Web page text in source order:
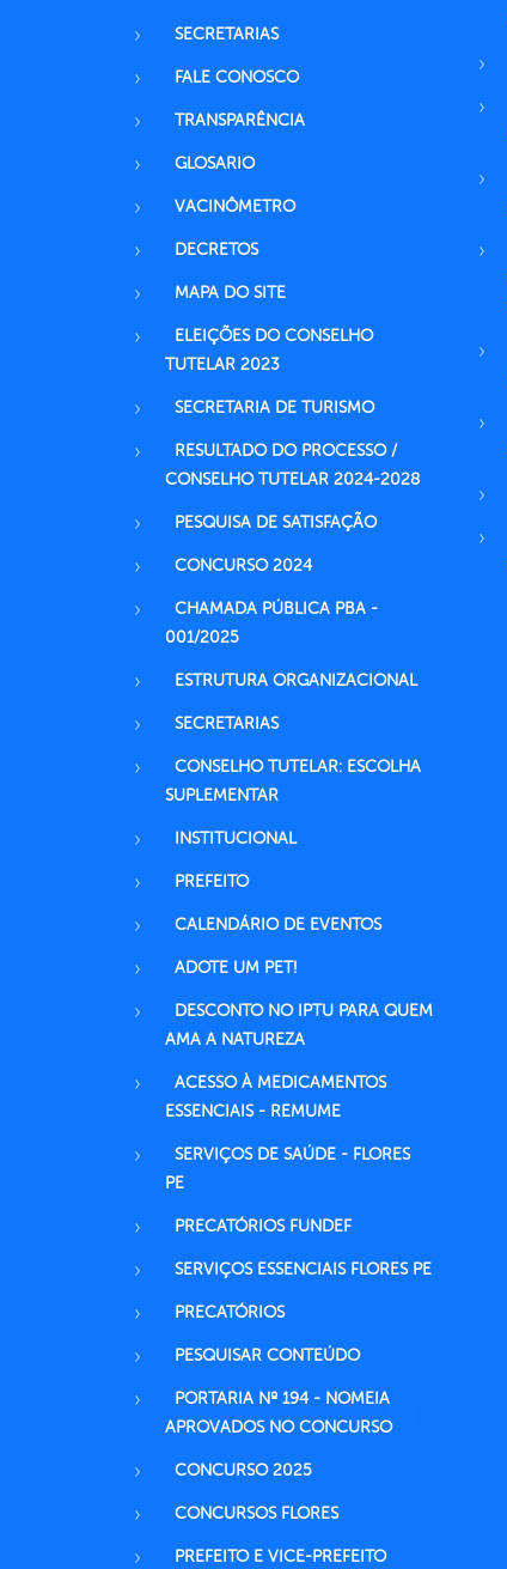
SECRETARIAS
FALE CONOSCO
TRANSPARÊNCIA
GLOSARIO
VACINÔMETRO
DECRETOS
MAPA DO SITE
ELEIÇÕES DO CONSELHO
TUTELAR 2023
SECRETARIA DE TURISMO
RESULTADO DO PROCESSO /
CONSELHO TUTELAR 2024-2028
PESQUISA DE SATISFAÇÃO
CONCURSO 2024
CHAMADA PÚBLICA PBA -
001/2025
ESTRUTURA ORGANIZACIONAL
SECRETARIAS
CONSELHO TUTELAR: ESCOLHA
SUPLEMENTAR
INSTITUCIONAL
PREFEITO
CALENDÁRIO DE EVENTOS
ADOTE UM PET!
DESCONTO NO IPTU PARA QUEM
AMA A NATUREZA
ACESSO À MEDICAMENTOS
ESSENCIAIS - REMUME
SERVIÇOS DE SAÚDE - FLORES
PE
PRECATÓRIOS FUNDEF
SERVIÇOS ESSENCIAIS FLORES PE
PRECATÓRIOS
PESQUISAR CONTEÚDO
PORTARIA Nº 194 - NOMEIA
APROVADOS NO CONCURSO
CONCURSO 2025
CONCURSOS FLORES
PREFEITO E VICE-PREFEITO